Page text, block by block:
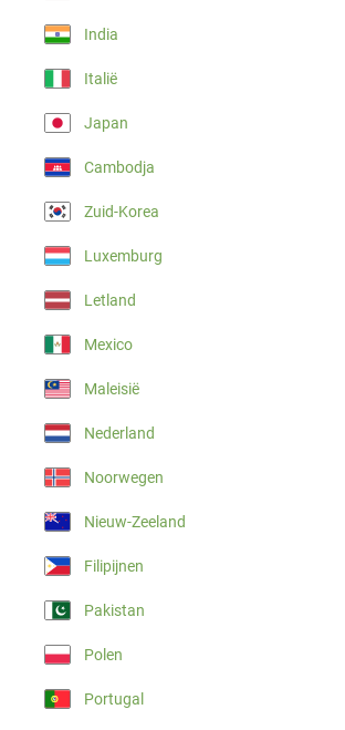
India
Italië
Japan
Cambodja
Zuid-Korea
Luxemburg
Letland
Mexico
Maleisië
Nederland
Noorwegen
Nieuw-Zeeland
Filipijnen
Pakistan
Polen
Portugal